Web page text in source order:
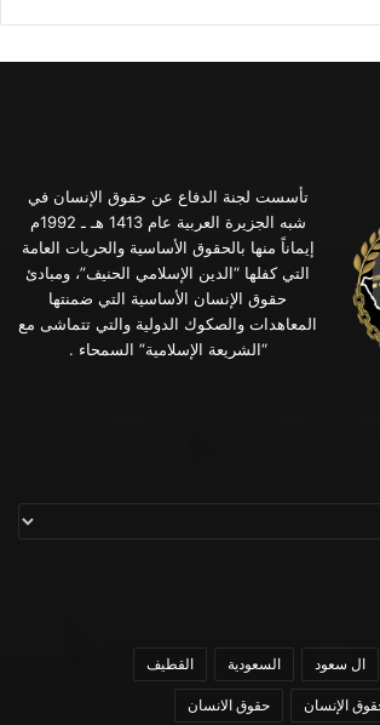
تأسست لجنة الدفاع عن حقوق الإنسان في
شبه الجزيرة العربية عام 1413 هـ ـ 1992م
إيماناً منها بالحقوق الأساسية والحريات العامة
التي كفلها “الدين الإسلامي الحنيف”، ومبادئ
حقوق الإنسان الأساسية التي ضمنتها
المعاهدات والصكوك الدولية والتي تتماشى مع
“الشريعة الإسلامية” السمحاء .
ال سعود السعودية القطيف
الإنسان حقوق الانسان